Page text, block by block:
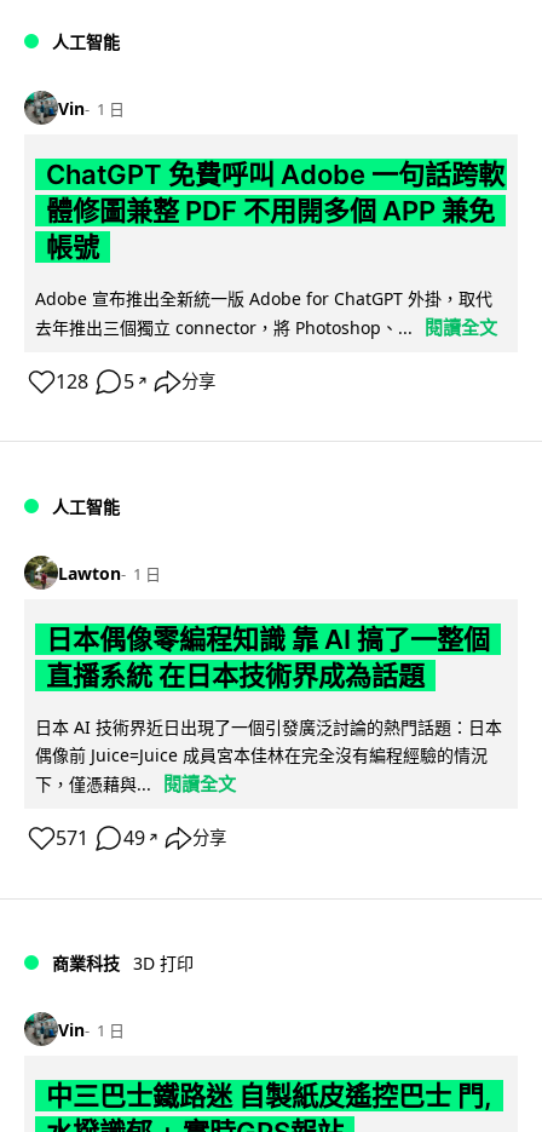
人工智能
Vin 1 日
ChatGPT 免費呼叫 Adobe 一句話跨軟
體修圖兼整 PDF 不用開多個 APP 兼免
帳號
Adobe 宣布推出全新統一版 Adobe for ChatGPT 外掛，取代
去年推出三個獨立 connector，將 Photoshop、...
閱讀全文
128 5 ↗ 分享
人工智能
Lawton 1 日
日本偶像零編程知識 靠 AI 搞了一整個
直播系統 在日本技術界成為話題
日本 AI 技術界近日出現了一個引發廣泛討論的熱門話題：日本
偶像前 Juice=Juice 成員宮本佳林在完全沒有編程經驗的情況
下，僅憑藉與...
閱讀全文
571 49 ↗ 分享
商業科技 3D 打印
Vin 1 日
中三巴士鐵路迷 自製紙皮遙控巴士 門,